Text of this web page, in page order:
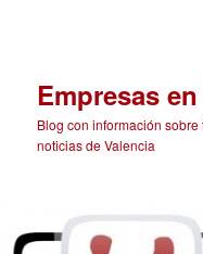
Empresas
Blog con información
noticias de Valencia